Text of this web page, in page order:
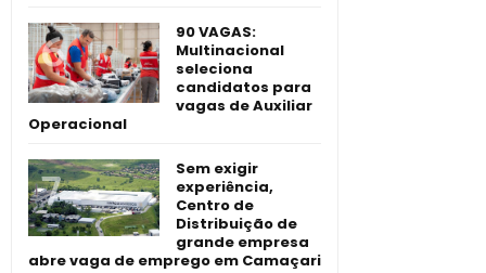
90 VAGAS:
Multinacional
seleciona
candidatos para
vagas de Auxiliar
Operacional
Sem exigir
experiência,
Centro de
Distribuição de
grande empresa
abre vaga de emprego em Camaçari